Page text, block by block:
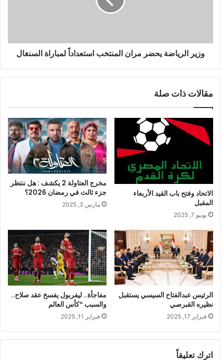
وزير الرياضة يحضر مران المنتخب استعداداً لمباراة السنغال
مقالات ذات صلة
الاتحاد وفتح باب القيد الأربعاء
المقبل
يونيو 7, 2025
مخرج العتاولة 2 يكشف : هل ننتظر
جزء ثالث في رمضان 2026؟
مارس 3, 2025
الرئيس عبدالفتاح السيسي يستقبل
نظيره القبرصي
فبراير 17, 2025
مفاجأة.. ليفربول يفسخ عقد صلاح..
والسبب “كأس العالم
فبراير 11, 2025
اترك تعليقاً